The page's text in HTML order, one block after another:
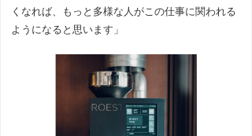
くなれば、もっと多様な人がこの仕事に関われる
ようになると思います」